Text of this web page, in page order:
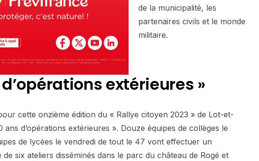
de la municipalité, les
partenaires civils et le monde
militaire.
extérieures »
cette onzième édition du « Rallye citoyen 2023 » de Lot-et-
ans d’opérations extérieures ». Douze équipes de collèges le
de lycées le vendredi de tout le 47 vont effectuer un
six ateliers disséminés dans le parc du château de Rogé et